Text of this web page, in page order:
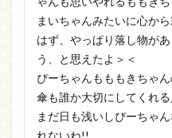
まいちゃんみたいに心か
はず、やっぱり落し物が
う、と思えたよ＞＜
ぴーちゃんもももきちゃ
傘も誰か大切にしてくれ
まだ日も浅いしぴーちゃ
れないね!!